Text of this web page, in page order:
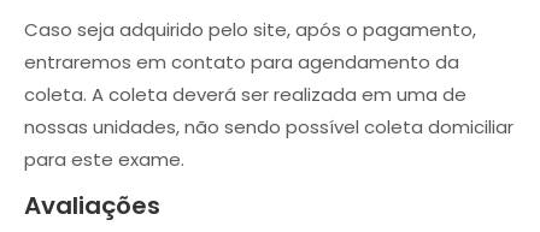
Caso seja adquirido pelo site, após o pagamento,
entraremos em contato para agendamento da
coleta. A coleta deverá ser realizada em uma de
nossas unidades, não sendo possível coleta domiciliar
para este exame.
Avaliações